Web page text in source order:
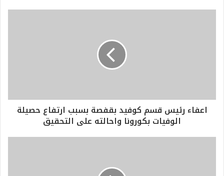
اعفاء رئيس قسم كوفيد بقفصة بسبب ارتفاع حصيلة
الوفيات بكورونا واحالته على التحقيق